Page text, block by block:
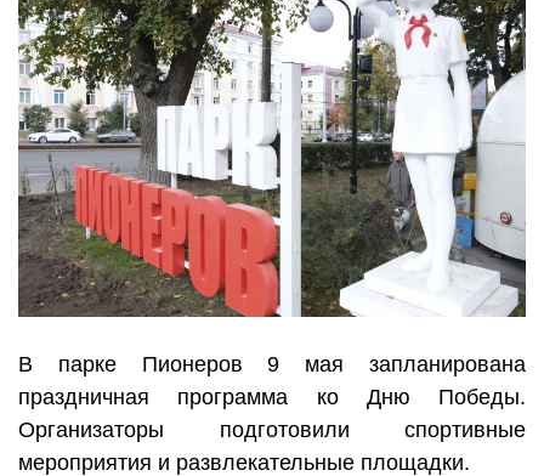
В парке Пионеров 9 мая запланирована
праздничная программа ко Дню Победы.
Организаторы подготовили спортивные
мероприятия и развлекательные площадки.